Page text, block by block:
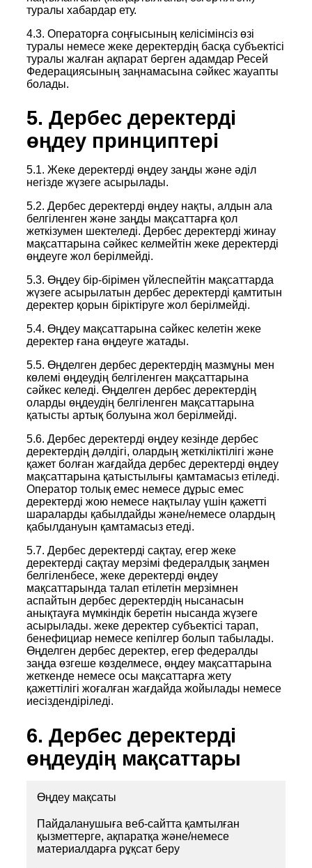
туралы хабардар ету.
4.3. Операторға соңғысының келісімінсіз өзі
туралы немесе жеке деректердің басқа субъектісі
туралы жалған ақпарат берген адамдар Ресей
Федерациясының заңнамасына сәйкес жауапты
болады.
5. Дербес деректерді
өңдеу принциптері
5.1. Жеке деректерді өңдеу заңды және әділ
негізде жүзеге асырылады.
5.2. Дербес деректерді өңдеу нақты, алдын ала
белгіленген және заңды мақсаттарға қол
жеткізумен шектеледі. Дербес деректерді жинау
мақсаттарына сәйкес келмейтін жеке деректерді
өңдеуге жол берілмейді.
5.3. Өңдеу бір-бірімен үйлеспейтін мақсаттарда
жүзеге асырылатын дербес деректерді қамтитын
деректер қорын біріктіруге жол берілмейді.
5.4. Өңдеу мақсаттарына сәйкес келетін жеке
деректер ғана өңдеуге жатады.
5.5. Өңделген дербес деректердің мазмұны мен
көлемі өңдеудің белгіленген мақсаттарына
сәйкес келеді. Өңделген дербес деректердің
оларды өңдеудің белгіленген мақсаттарына
қатысты артық болуына жол берілмейді.
5.6. Дербес деректерді өңдеу кезінде дербес
деректердің дәлдігі, олардың жеткіліктілігі және
қажет болған жағдайда дербес деректерді өңдеу
мақсаттарына қатыстылығы қамтамасыз етіледі.
Оператор толық емес немесе дұрыс емес
деректерді жою немесе нақтылау үшін қажетті
шараларды қабылдайды және/немесе олардың
қабылдануын қамтамасыз етеді.
5.7. Дербес деректерді сақтау, егер жеке
деректерді сақтау мерзімі федералдық заңмен
белгіленбесе, жеке деректерді өңдеу
мақсаттарында талап етілетін мерзімнен
аспайтын дербес деректердің нысанасын
анықтауға мүмкіндік беретін нысанда жүзеге
асырылады. жеке деректер субъектісі тарап,
бенефициар немесе кепілгер болып табылады.
Өңделген дербес деректер, егер федералды
заңда өзгеше көзделмесе, өңдеу мақсаттарына
жеткенде немесе осы мақсаттарға жету
қажеттілігі жоғалған жағдайда жойылады немесе
иесіздендіріледі.
6. Дербес деректерді
өңдеудің мақсаттары
Өңдеу мақсаты
Пайдаланушыға веб-сайтта қамтылған
қызметтерге, ақпаратқа және/немесе
материалдарға рұқсат беру